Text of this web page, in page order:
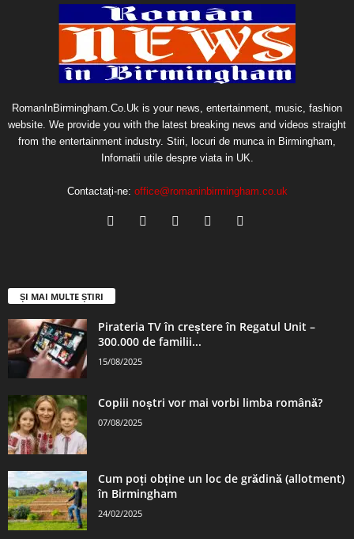
RomanInBirmingham.Co.Uk is your news, entertainment, music, fashion
website. We provide you with the latest breaking news and videos straight
from the entertainment industry. Stiri, locuri de munca in Birmingham,
Infornatii utile despre viata in UK.
Contactați-ne: office@romaninbirmingham.co.uk
ȘI MAI MULTE ȘTIRI
Pirateria TV în creștere în Regatul Unit –
300.000 de familii...
15/08/2025
Copiii noștri vor mai vorbi limba română?
07/08/2025
Cum poți obține un loc de grădină (allotment)
în Birmingham
24/02/2025